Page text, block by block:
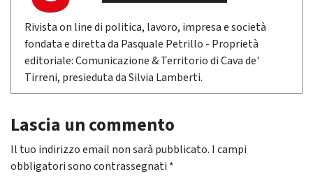
Rivista on line di politica, lavoro, impresa e società
fondata e diretta da Pasquale Petrillo - Proprietà
editoriale: Comunicazione & Territorio di Cava de'
Tirreni, presieduta da Silvia Lamberti.
Lascia un commento
Il tuo indirizzo email non sarà pubblicato. I campi
obbligatori sono contrassegnati *